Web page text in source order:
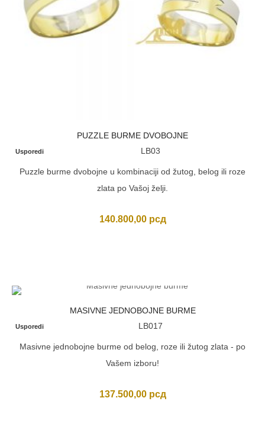
PUZZLE BURME DVOBOJNE
Usporedi LB03
Puzzle burme dvobojne u kombinaciji od žutog, belog ili roze
zlata po Vašoj želji.
140.800,00 рсд
MASIVNE JEDNOBOJNE BURME
Usporedi LB017
Masivne jednobojne burme od belog, roze ili žutog zlata - po
Vašem izboru!
137.500,00 рсд